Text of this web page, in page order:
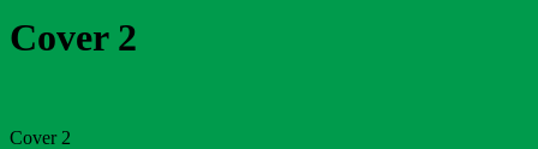
Cover 2
Cover 2